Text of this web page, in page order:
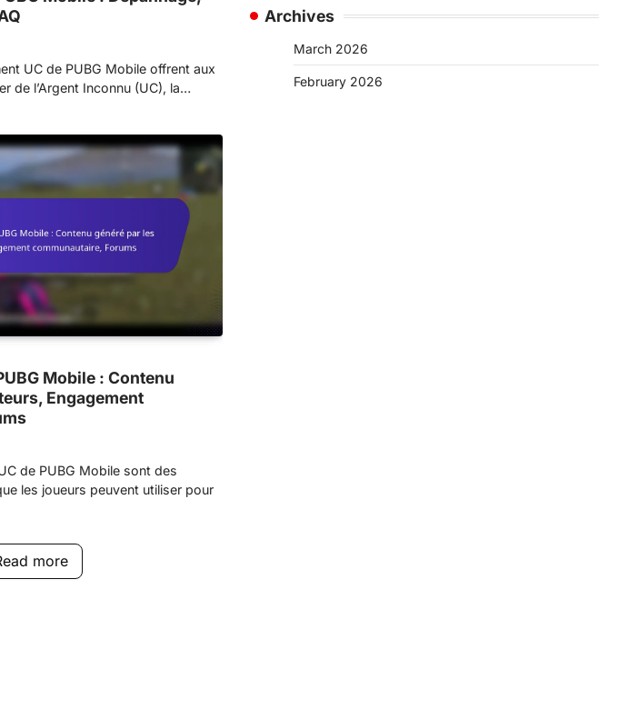
UC de PUBG Mobile offrent aux
de l’Argent Inconnu (UC), la…
Mobile : Contenu
Engagement
de PUBG Mobile sont des
les joueurs peuvent utiliser pour
more
Archives
March 2026
February 2026